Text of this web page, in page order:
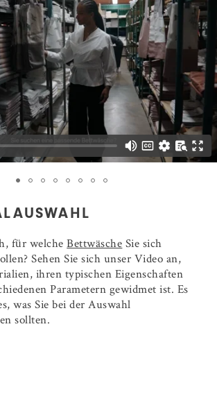
für welcheBettwäsche Sie sich
Sehen Sie sich unser Video an,
ihren typischen Eigenschaften
Parametern gewidmet ist. Es
was Sie bei der Auswahl
sollten.